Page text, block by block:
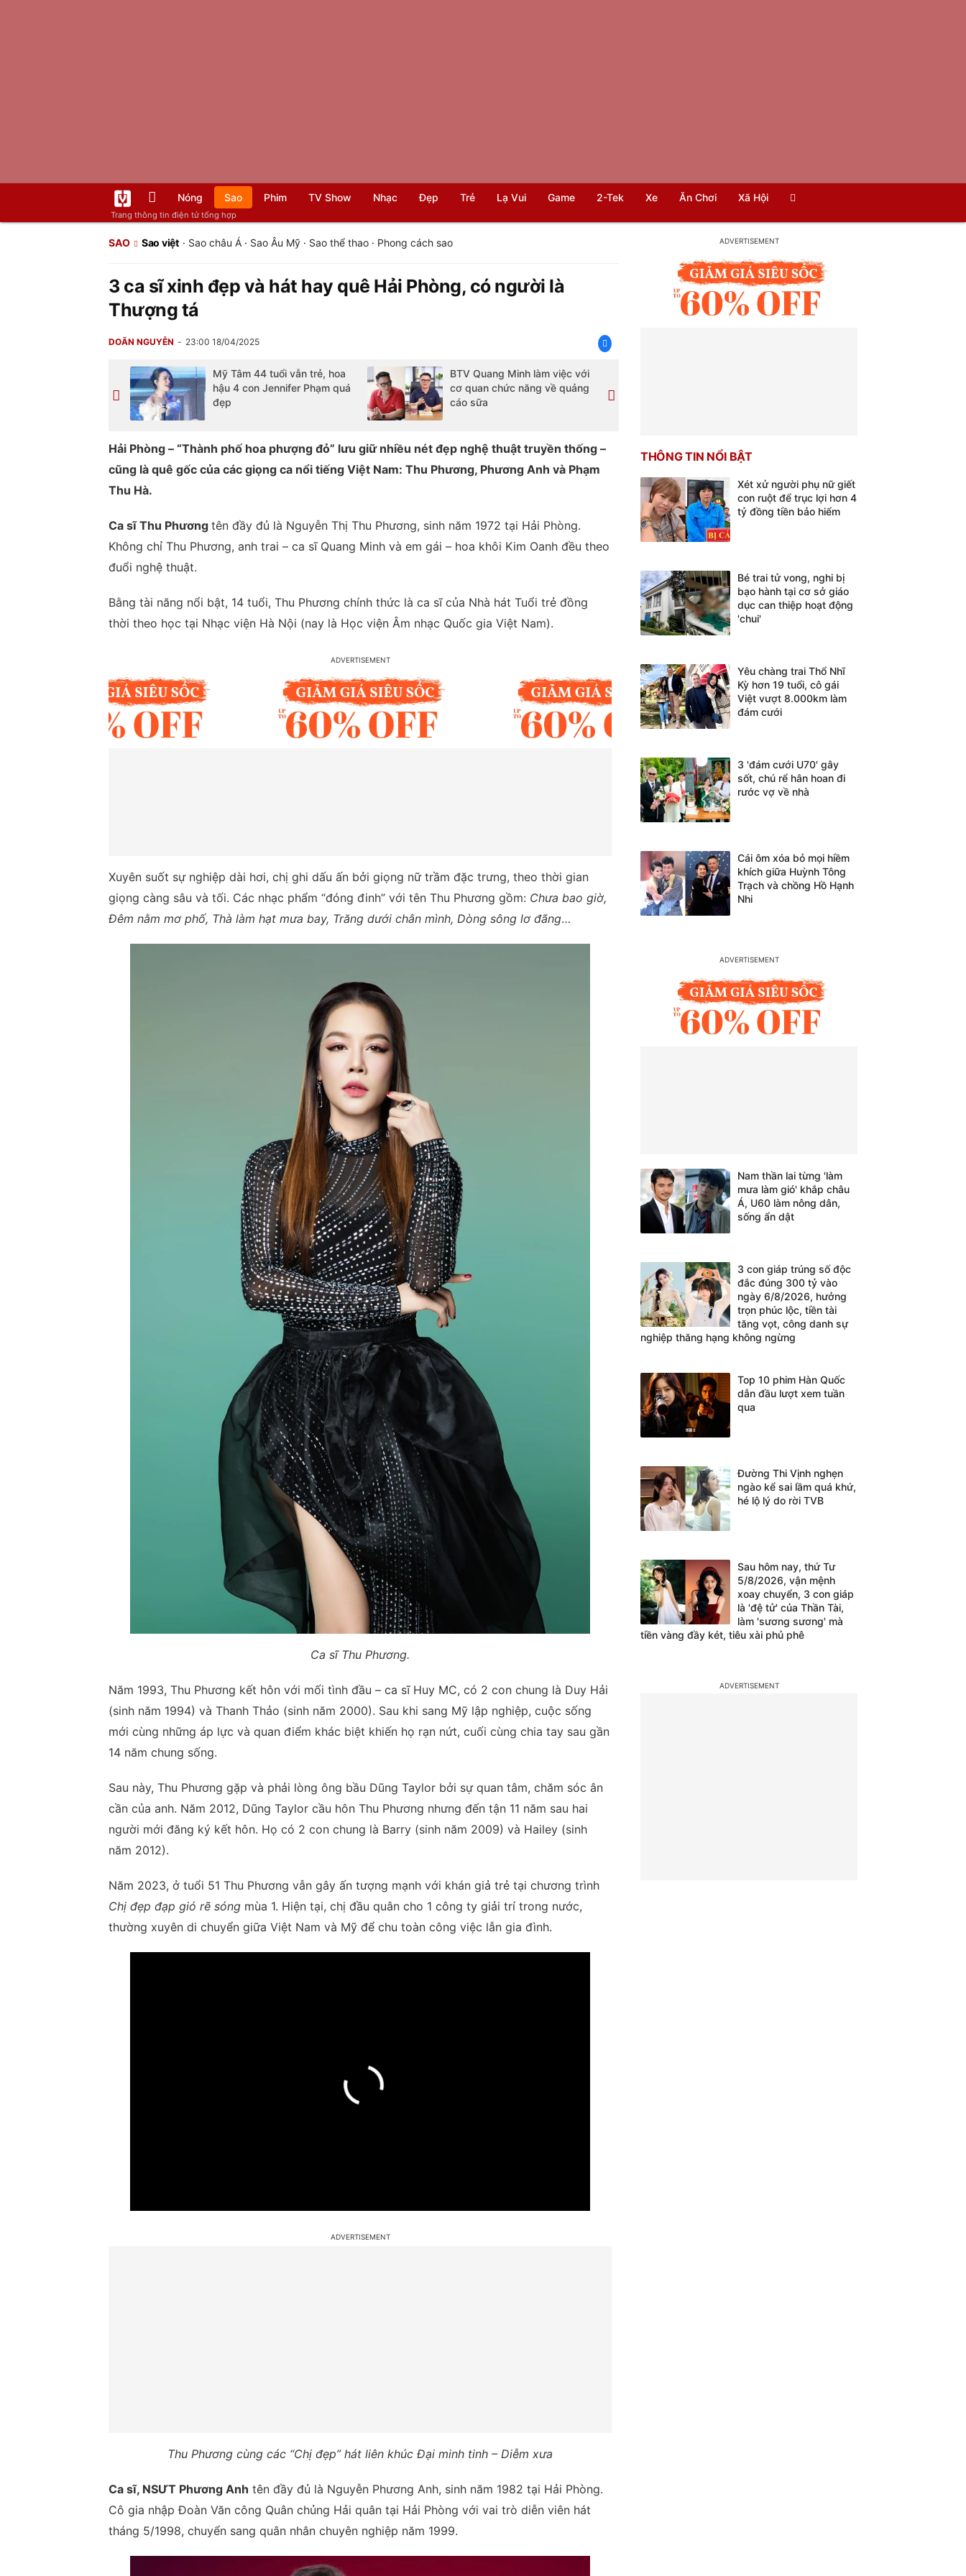
Trang thông tin điện tử tổng hợp
Nóng Sao Phim TV Show Nhạc Đẹp Trẻ Lạ Vui Game 2-Tek Xe Ăn Chơi Xã Hội
SAO Sao việt · Sao châu Á· Sao Âu Mỹ· Sao thể thao· Phong cách sao
3 ca sĩ xinh đẹp và hát hay quê Hải Phòng, có người là
Thượng tá
DOÃN NGUYỄN 23:00 18/04/2025
Mỹ Tâm 44 tuổi vẫn trẻ, hoa
hậu 4 con Jennifer Phạm quá
đẹp
BTV Quang Minh làm việc với
cơ quan chức năng về quảng
cáo sữa
Hải Phòng – “Thành phố hoa phượng đỏ” lưu giữ nhiều nét đẹp nghệ thuật truyền thống –
cũng là quê gốc của các giọng ca nổi tiếng Việt Nam: Thu Phương, Phương Anh và Phạm
Thu Hà.
Ca sĩ Thu Phương tên đầy đủ là Nguyễn Thị Thu Phương, sinh năm 1972 tại Hải Phòng.
Không chỉ Thu Phương, anh trai – ca sĩ Quang Minh và em gái – hoa khôi Kim Oanh đều theo
đuổi nghệ thuật.
Bằng tài năng nổi bật, 14 tuổi, Thu Phương chính thức là ca sĩ của Nhà hát Tuổi trẻ đồng
thời theo học tại Nhạc viện Hà Nội (nay là Học viện Âm nhạc Quốc gia Việt Nam).
Xuyên suốt sự nghiệp dài hơi, chị ghi dấu ấn bởi giọng nữ trầm đặc trưng, theo thời gian
giọng càng sâu và tối. Các nhạc phẩm “đóng đinh” với tên Thu Phương gồm: Chưa bao giờ,
Đêm nằm mơ phố, Thà làm hạt mưa bay, Trăng dưới chân mình, Dòng sông lơ đãng…
Ca sĩ Thu Phương.
Năm 1993, Thu Phương kết hôn với mối tình đầu – ca sĩ Huy MC, có 2 con chung là Duy Hải
(sinh năm 1994) và Thanh Thảo (sinh năm 2000). Sau khi sang Mỹ lập nghiệp, cuộc sống
mới cùng những áp lực và quan điểm khác biệt khiến họ rạn nứt, cuối cùng chia tay sau gần
14 năm chung sống.
Sau này, Thu Phương gặp và phải lòng ông bầu Dũng Taylor bởi sự quan tâm, chăm sóc ân
cần của anh. Năm 2012, Dũng Taylor cầu hôn Thu Phương nhưng đến tận 11 năm sau hai
người mới đăng ký kết hôn. Họ có 2 con chung là Barry (sinh năm 2009) và Hailey (sinh
năm 2012).
Năm 2023, ở tuổi 51 Thu Phương vẫn gây ấn tượng mạnh với khán giả trẻ tại chương trình
Chị đẹp đạp gió rẽ sóng mùa 1. Hiện tại, chị đầu quân cho 1 công ty giải trí trong nước,
thường xuyên di chuyển giữa Việt Nam và Mỹ để chu toàn công việc lẫn gia đình.
Thu Phương cùng các “Chị đẹp” hát liên khúc Đại minh tinh – Diễm xưa
Ca sĩ, NSƯT Phương Anh tên đầy đủ là Nguyễn Phương Anh, sinh năm 1982 tại Hải Phòng.
Cô gia nhập Đoàn Văn công Quân chủng Hải quân tại Hải Phòng với vai trò diễn viên hát
tháng 5/1998, chuyển sang quân nhân chuyên nghiệp năm 1999.
THÔNG TIN NỔI BẬT
Xét xử người phụ nữ giết
con ruột để trục lợi hơn 4
tỷ đồng tiền bảo hiểm
Bé trai tử vong, nghi bị
bạo hành tại cơ sở giáo
dục can thiệp hoạt động
'chui'
Yêu chàng trai Thổ Nhĩ
Kỳ hơn 19 tuổi, cô gái
Việt vượt 8.000km làm
đám cưới
3 'đám cưới U70' gây
sốt, chú rể hân hoan đi
rước vợ về nhà
Cái ôm xóa bỏ mọi hiềm
khích giữa Huỳnh Tông
Trạch và chồng Hồ Hạnh
Nhi
Nam thần lai từng 'làm
mưa làm gió' khắp châu
Á, U60 làm nông dân,
sống ẩn dật
3 con giáp trúng số độc
đắc đúng 300 tỷ vào
ngày 6/8/2026, hưởng
trọn phúc lộc, tiền tài
tăng vọt, công danh sự
nghiệp thăng hạng không ngừng
Top 10 phim Hàn Quốc
dẫn đầu lượt xem tuần
qua
Đường Thi Vịnh nghẹn
ngào kể sai lầm quá khứ,
hé lộ lý do rời TVB
Sau hôm nay, thứ Tư
5/8/2026, vận mệnh
xoay chuyển, 3 con giáp
là 'đệ tử' của Thần Tài,
làm 'sương sương' mà
tiền vàng đầy két, tiêu xài phủ phê